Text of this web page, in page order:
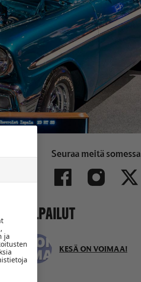
Seuraa meitä somessa
KILPAILUT
KESÄ ON VOIMAA!
ja